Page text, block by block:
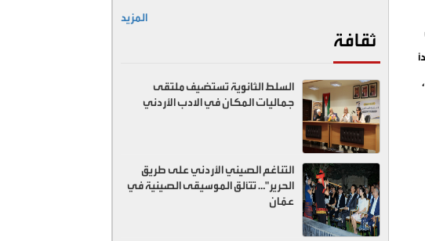
المزيد
ثقافة
السلط الثانوية تستضيف ملتقى
جماليات المكان في الادب الأردني
التناغم الصيني الأردني على طريق
الحرير"… تتألق الموسيقى الصينية في
عمّان